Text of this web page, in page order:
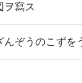
ヲ寫ス
ぞうのこずを